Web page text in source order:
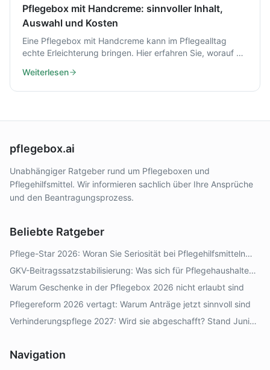
Pflegebox mit Handcreme: sinnvoller Inhalt,
Auswahl und Kosten
Eine Pflegebox mit Handcreme kann im Pflegealltag
echte Erleichterung bringen. Hier erfahren Sie, worauf es
ankommt.
Weiterlesen
pflegebox.ai
Unabhängiger Ratgeber rund um Pflegeboxen und
Pflegehilfsmittel. Wir informieren sachlich über Ihre Ansprüche
und den Beantragungsprozess.
Beliebte Ratgeber
Pflege-Star 2026: Woran Sie Seriosität bei Pflegehilfsmitteln
erkennen
GKV-Beitragssatzstabilisierung: Was sich für Pflegehaushalte
2026–2028 ändert
Warum Geschenke in der Pflegebox 2026 nicht erlaubt sind
Pflegereform 2026 vertagt: Warum Anträge jetzt sinnvoll sind
Verhinderungspflege 2027: Wird sie abgeschafft? Stand Juni
Navigation